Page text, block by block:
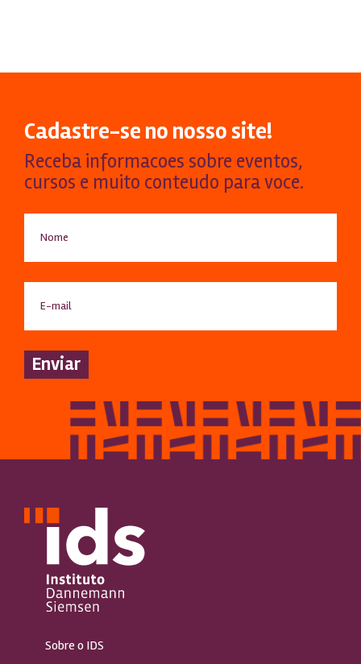
Cadastre-se no nosso site!
Receba informacoes sobre eventos,
cursos e muito conteudo para voce.
Sobre o IDS